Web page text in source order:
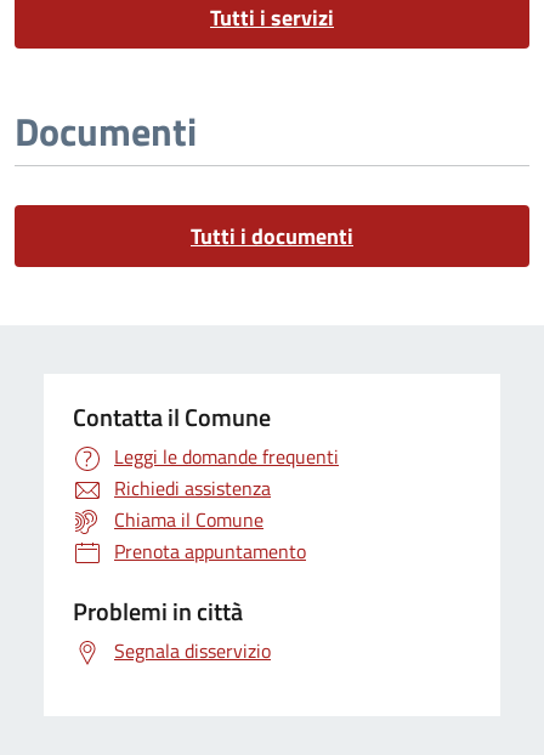
Tutti i servizi
Documenti
Tutti i documenti
Contatta il Comune
Leggi le domande frequenti
Richiedi assistenza
Chiama il Comune
Prenota appuntamento
Problemi in città
Segnala disservizio